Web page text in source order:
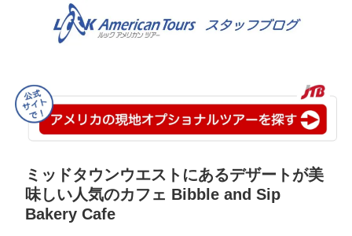
ミッドタウンウエストにあるデザートが美
味しい人気のカフェ Bibble and Sip
Bakery Cafe